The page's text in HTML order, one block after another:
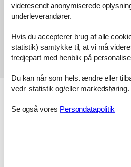
4,5
Generel:
online
Faciliteter
Afstand
Afstand indkøb
videresendt anonymiserede
underleverandører.
Hvis du accepterer brug af alle
statistik) samtykke til, at vi må
tredjepart med henblik på
Du kan når som helst ændre eller
vedr. statistik og/eller markedsføring.
Se også vores Persondatapolitik